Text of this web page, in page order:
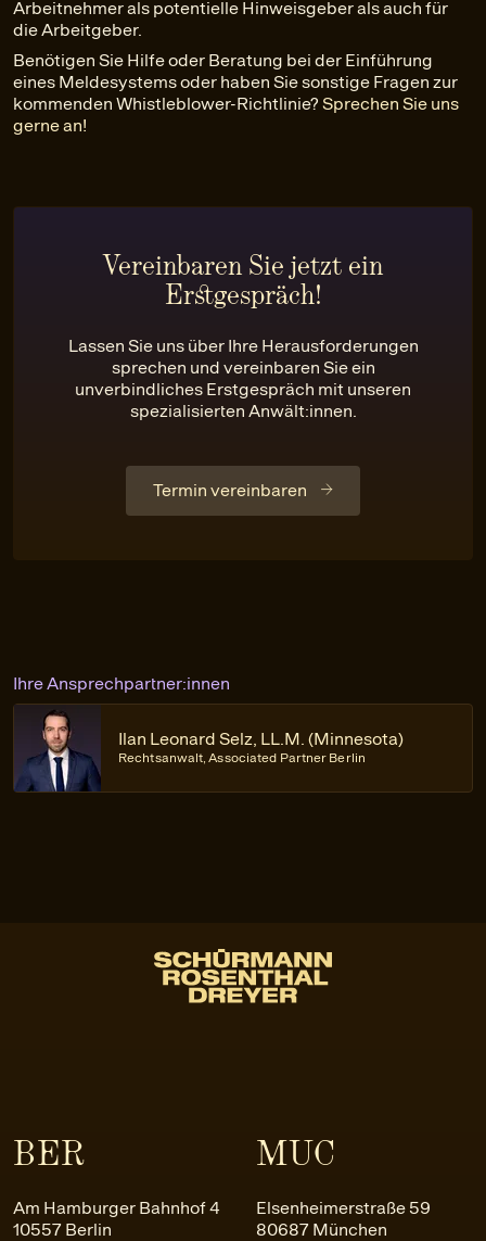
Arbeitnehmer als potentielle Hinweisgeber als auch für
die Arbeitgeber.
Benötigen Sie Hilfe oder Beratung bei der Einführung
eines Meldesystems oder haben Sie sonstige Fragen zur
kommenden Whistleblower-Richtlinie? Sprechen Sie uns
gerne an!
Vereinbaren Sie jetzt ein
Erstgespräch!
Lassen Sie uns über Ihre Herausforderungen
sprechen und vereinbaren Sie ein
unverbindliches Erstgespräch mit unseren
spezialisierten Anwält:innen.
Termin vereinbaren
Ihre Ansprechpartner:innen
Ilan Leonard Selz, LL.M. (Minnesota)
Rechtsanwalt, Associated Partner Berlin
BER
Am Hamburger Bahnhof 4
10557 Berlin
MUC
Elsenheimerstraße 59
80687 München